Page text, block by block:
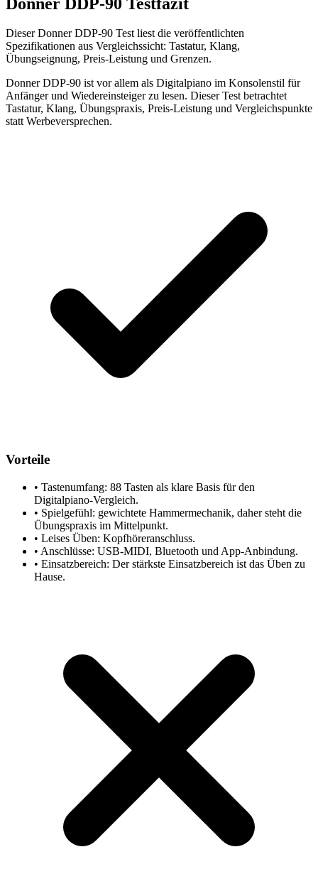
Dieser Donner DDP-90 Test liest die veröffentlichten
Spezifikationen aus Vergleichssicht: Tastatur, Klang,
Übungseignung, Preis-Leistung und Grenzen.
Donner DDP-90 ist vor allem als Digitalpiano im Konsolenstil für
Anfänger und Wiedereinsteiger zu lesen. Dieser Test betrachtet
Tastatur, Klang, Übungspraxis, Preis-Leistung und Vergleichspunkte
statt Werbeversprechen.
Vorteile
• Tastenumfang: 88 Tasten als klare Basis für den
Digitalpiano-Vergleich.
• Spielgefühl: gewichtete Hammermechanik, daher steht die
Übungspraxis im Mittelpunkt.
• Leises Üben: Kopfhöreranschluss.
• Anschlüsse: USB-MIDI, Bluetooth und App-Anbindung.
• Einsatzbereich: Der stärkste Einsatzbereich ist das Üben zu
Hause.